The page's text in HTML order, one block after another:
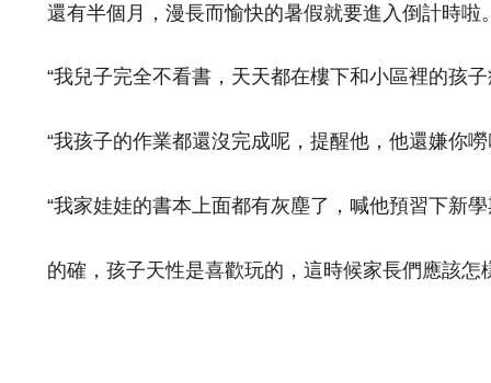
還有半個月，漫長而愉快的暑假就要進入倒計時啦
“我兒子完全不看書，天天都在樓下和小區裡的孩子
“我孩子的作業都還沒完成呢，提醒他，他還嫌你嘮
“我家娃娃的書本上面都有灰塵了，喊他預習下新學
的確，孩子天性是喜歡玩的，這時候家長們應該怎